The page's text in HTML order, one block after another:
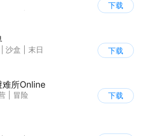
射击
下载
沙盒
末日
下载
难所Online
冒险
下载